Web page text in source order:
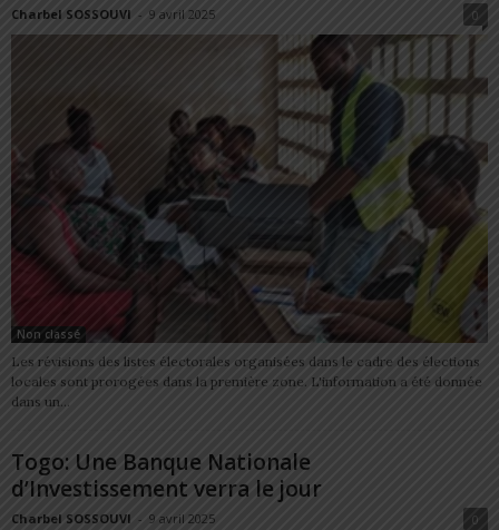
Charbel SOSSOUVI - 9 avril 2025 0
Non classé
Les révisions des listes électorales organisées dans le cadre des élections
locales sont prorogées dans la première zone. L'information a été donnée
dans un...
Togo: Une Banque Nationale
d’Investissement verra le jour
Charbel SOSSOUVI - 9 avril 2025 0